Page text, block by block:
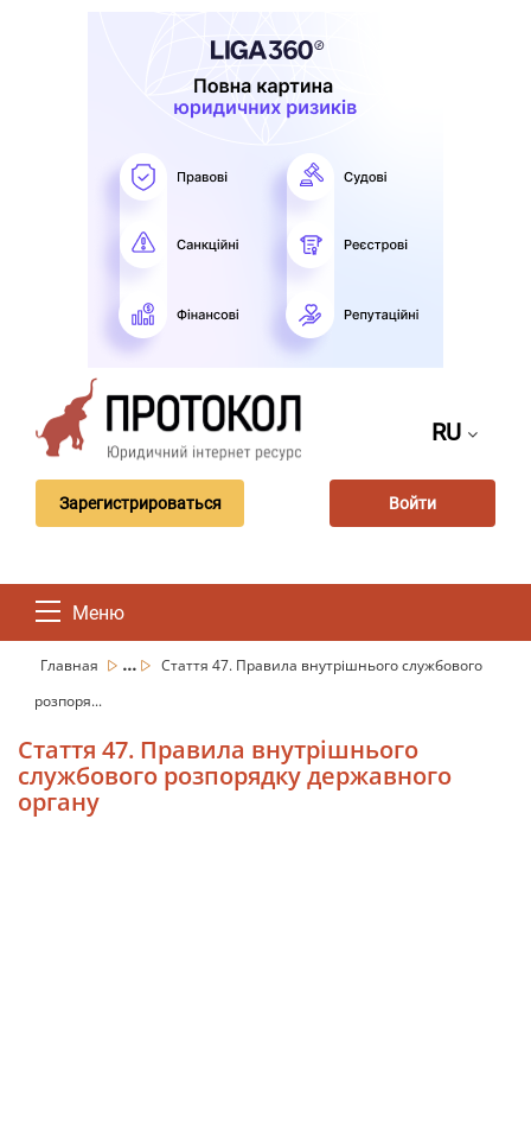
RU
Зарегистрироваться Войти
Меню
Главная ...
Стаття 47. Правила внутрішнього службового
розпоря...
Стаття 47. Правила внутрішнього
службового розпорядку державного
органу